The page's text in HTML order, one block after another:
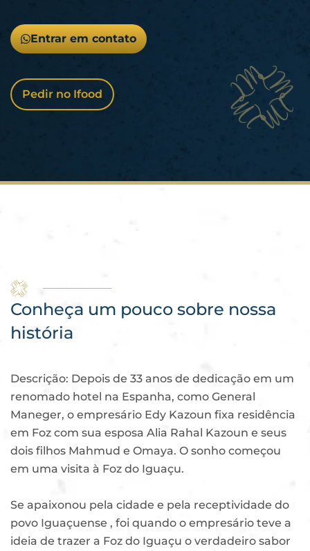
Entrar em contato
Pedir no Ifood
Conheça um pouco sobre nossa
história
Descrição: Depois de 33 anos de dedicação em um
renomado hotel na Espanha, como General
Maneger, o empresário Edy Kazoun fixa residência
em Foz com sua esposa Alia Rahal Kazoun e seus
dois filhos Mahmud e Omaya. O sonho começou
em uma visita à Foz do Iguaçu.
Se apaixonou pela cidade e pela receptividade do
povo Iguaçuense , foi quando o empresário teve a
ideia de trazer a Foz do Iguaçu o verdadeiro sabor